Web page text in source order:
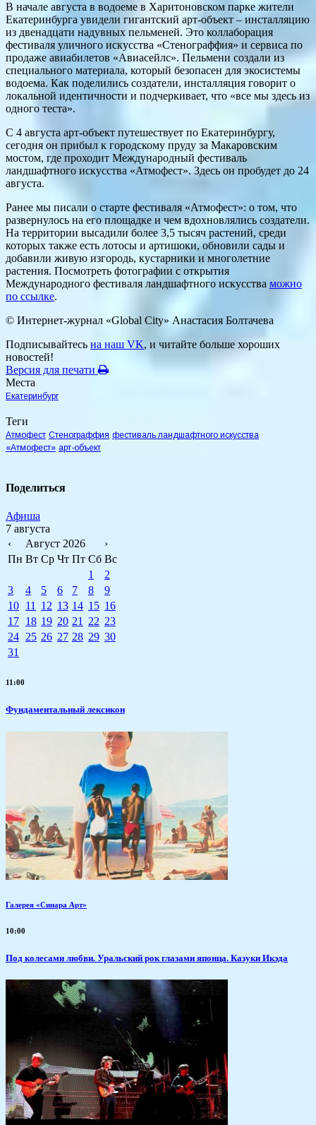
В начале августа в водоеме в Харитоновском парке жители
Екатеринбурга увидели гигантский арт-объект – инсталляцию
из двенадцати надувных пельменей. Это коллаборация
фестиваля уличного искусства «Стенограффия» и сервиса по
продаже авиабилетов «Авиасейлс». Пельмени создали из
специального материала, который безопасен для экосистемы
водоема. Как поделились создатели, инсталляция говорит о
локальной идентичности и подчеркивает, что «все мы здесь из
одного теста».
С 4 августа арт-объект путешествует по Екатеринбургу,
сегодня он прибыл к городскому пруду за Макаровским
мостом, где проходит Международный фестиваль
ландшафтного искусства «Атмофест». Здесь он пробудет до 24
августа.
Ранее мы писали о старте фестиваля «Атмофест»: о том, что
развернулось на его площадке и чем вдохновлялись создатели.
На территории высадили более 3,5 тысяч растений, среди
которых также есть лотосы и артишоки, обновили сады и
добавили живую изгородь, кустарники и многолетние
растения. Посмотреть фотографии с открытия
Международного фестиваля ландшафтного искусства можно
по ссылке.
© Интернет-журнал «Global City» Анастасия Болтачева
Подписывайтесь на наш VK, и читайте больше хороших
новостей!
Версия для печати
Места
Екатеринбург
Теги
Атмофест Стенограффия фестиваль ландшафтного искусства
«Атмофест» арт-объект
Поделиться
Афиша
7 августа
‹
Август 2026
›
Пн Вт Ср Чт Пт Сб Вс
1
2
3
4 5 6 7 8
9
10 11 12 13 14 15 16
17 18 19 20 21 22 23
24 25 26 27 28 29 30
31
11:00
Фундаментальный лексикон
Галерея «Синара Арт»
10:00
Под колесами любви. Уральский рок глазами японца. Казуки Икэда